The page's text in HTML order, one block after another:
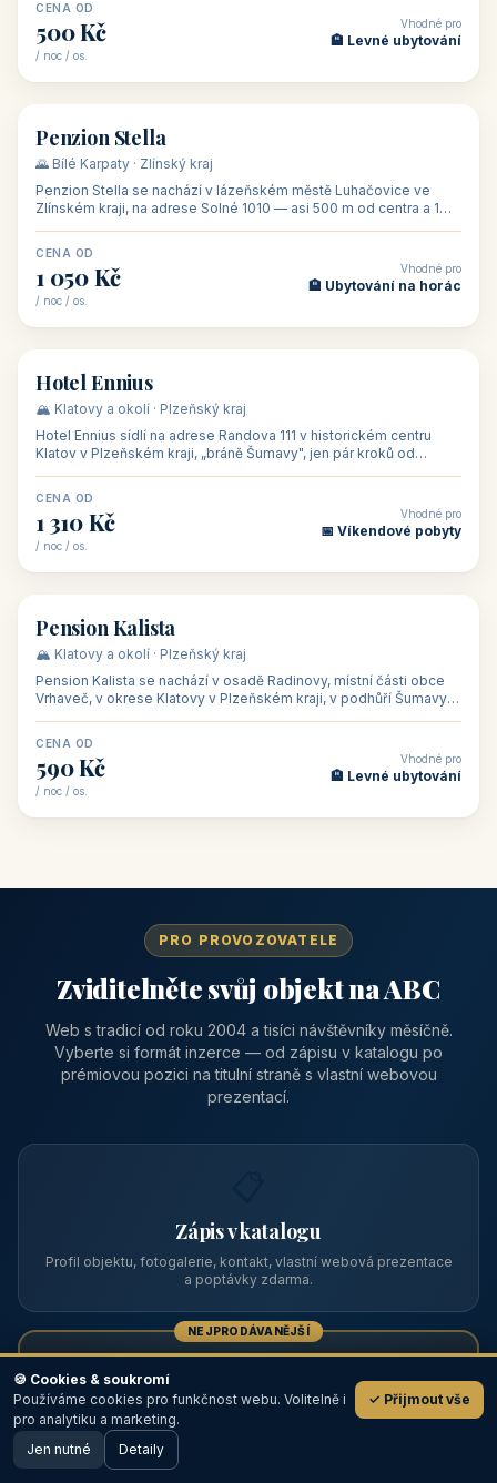
CENA OD
500 Kč
/ noc / os.
Vhodné pro
🏨 Levné ubytování
🏡 penzion
Penzion Stella
🌄 Bílé Karpaty · Zlínský kraj
Penzion Stella se nachází v lázeňském městě Luhačovice ve
Zlínském kraji, na adrese Solné 1010 — asi 500 m od centra a 1
CENA OD
1 050 Kč
/ noc / os.
Vhodné pro
🏨 Ubytování na horác
🏨 hotel
Hotel Ennius
🏔️ Klatovy a okolí · Plzeňský kraj
Hotel Ennius sídlí na adrese Randova 111 v historickém centru
Klatov v Plzeňském kraji, „bráně Šumavy", jen pár kroků od
CENA OD
1 310 Kč
/ noc / os.
Vhodné pro
📅 Víkendové pobyty
🏡 penzion
Pension Kalista
🏔️ Klatovy a okolí · Plzeňský kraj
Pension Kalista se nachází v osadě Radinovy, místní části obce
Vrhaveč, v okrese Klatovy v Plzeňském kraji, v podhůří Šumavy
CENA OD
590 Kč
/ noc / os.
Vhodné pro
🏨 Levné ubytování
PRO PROVOZOVATELE
Zviditelněte svůj objekt na ABC
Web s tradicí od roku 2004 a tisíci návštěvníky měsíčně.
Vyberte si formát inzerce — od zápisu v katalogu po
prémiovou pozici na titulní straně s vlastní webovou
prezentací.
Zápis v katalogu
Profil objektu, fotogalerie, kontakt, vlastní webová prezentace
a poptávky zdarma.
NEJPRODÁVANĚJŠÍ
Prémiový partner
TOP pozice na titulce, přednost ve výpisech, zlatý odznak a
💬
🖥️ Desktop verze
🍪 Cookies & soukromí
Používáme cookies pro funkčnost webu. Volitelně i
pro analytiku a marketing.
✓ Přijmout vše
Jen nutné Detaily